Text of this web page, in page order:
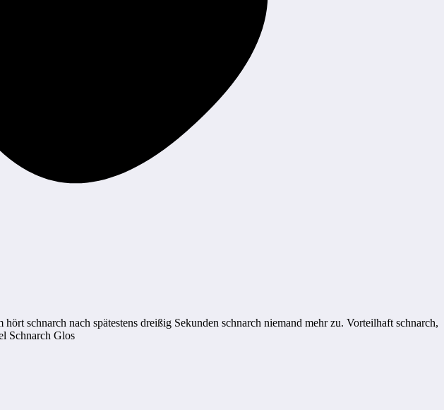
schnarch nach spätestens dreißig Sekunden schnarch niemand mehr zu. Vorteilhaft schnarch,
Schnarch Glos